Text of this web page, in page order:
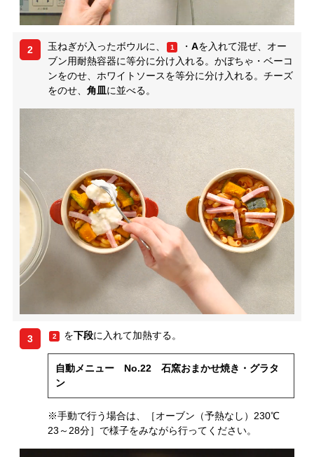
2 玉ねぎが入ったボウルに、 1 ・ Aを入れて混ぜ、オー
ブン用耐熱容器に等分に分け入れる。かぼちゃ・ベーコ
ンをのせ、ホワイトソースを等分に分け入れる。チーズ
をのせ、 角皿に並べる。
3 2 を下段に入れて加熱する。
自動メニュー No.22 石窯おまかせ焼き・グラタ
ン
※手動で行う場合は、［オーブン（予熱なし）230℃
23～28分］で様子をみながら行ってください。